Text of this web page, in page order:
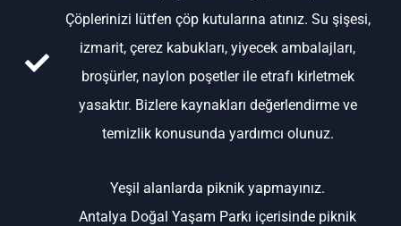
Çöplerinizi lütfen çöp kutularına atınız. Su şişesi,
izmarit, çerez kabukları, yiyecek ambalajları,
broşürler, naylon poşetler ile etrafı kirletmek
yasaktır. Bizlere kaynakları değerlendirme ve
temizlik konusunda yardımcı olunuz.
Yeşil alanlarda piknik yapmayınız.
Antalya Doğal Yaşam Parkı içerisinde piknik